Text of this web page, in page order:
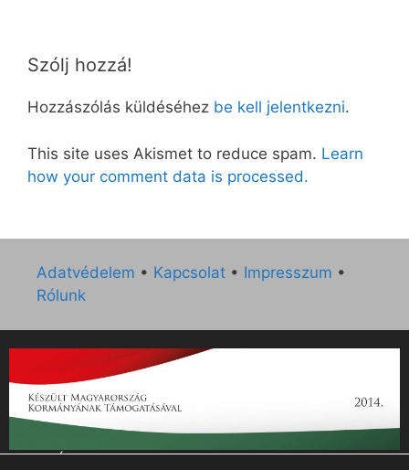
Szólj hozzá!
Hozzászólás küldéséhez be kell jelentkezni.
This site uses Akismet to reduce spam. Learn
how your comment data is processed.
Adatvédelem • Kapcsolat • Impresszum •
Rólunk
„Az Új Ember katolikus hetilap 2014. évi működésének